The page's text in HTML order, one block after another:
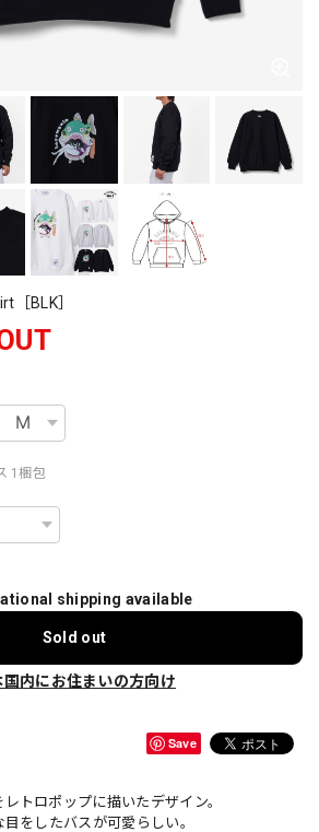
［BLK］
1梱包
shipping available
Sold out
国内にお住まいの方向け
Save
トロポップに描いたデザイン。
をしたバスが可愛らしい。